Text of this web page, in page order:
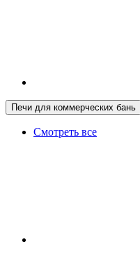
Печи для коммерческих бань
Смотреть все